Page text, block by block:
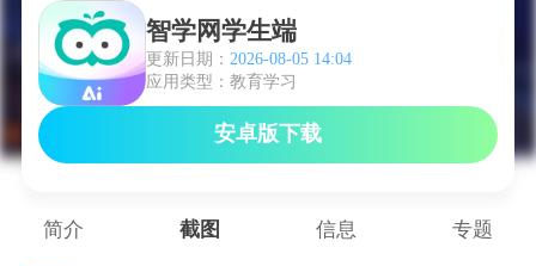
智学网学生端
更新日期： 2026-08-05 14:04
应用类型：教育学习
安卓版下载
简介 截图 信息 专题